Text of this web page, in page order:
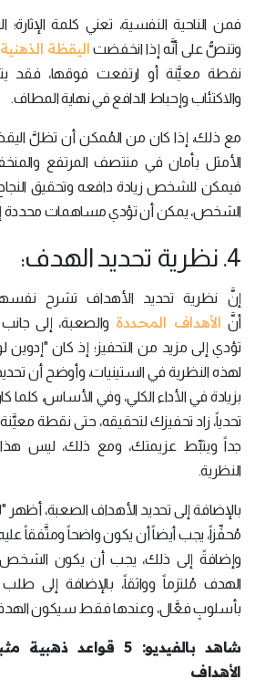
فمن الناحية النفسية، تعني كلمة الإثارة؛
وتنصُّ على أنَّه إذا انخفضت اليقظة الذهنية
نقطة معيَّنة أو ارتفعت فوقها، فقد
والاكتئاب وإحباط الدافع في نهاية المطاف.
مع ذلك، إذا كان من المُمكن أن تظلَّ
الأمثل بأمان في منتصف المرتفع
فيمكن للشخص زيادة دافعه وتحقيق النجاح
الشخص، يمكن أن تؤدي مساهمات محددة إلى
4. نظرية تحديد الهدف:
إنَّ نظرية تحديد الأهداف تشرح
أنَّ الأهداف المحددة والصعبة، إلى جانب
لهذه النظرية في الستينيات، وأوضح أن
بزيادة في الأداء الكلي، وفي الأساس، كلما
تحدياً، زاد تحفيزك لتحقيقه، حتى نقطة
جداً ويثبِّط عزيمتك، ومع ذلك، ليس هذا
النظرية.
بالإضافة إلى تحديد الأهداف الصعبة،
مُحفِّزاً، يجب أيضاً أن يكون واضحاً ومتَّفقاً
وإضافةً إلى ذلك، يجب أن يكون
الهدف مُلتزماً وواثقاً، بالإضافة إلى طلب
بأسلوبٍ فعَّال، وعندها فقط سيكون
شاهد بالفيديو: 5
الأهداف